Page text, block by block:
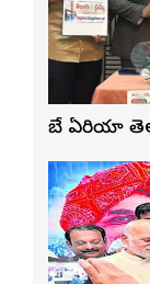
బే ఏరియా